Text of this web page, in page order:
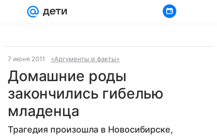
7 июня 2011 «Аргументы и факты»
Домашние роды
закончились гибелью
младенца
Трагедия произошла в Новосибирске,